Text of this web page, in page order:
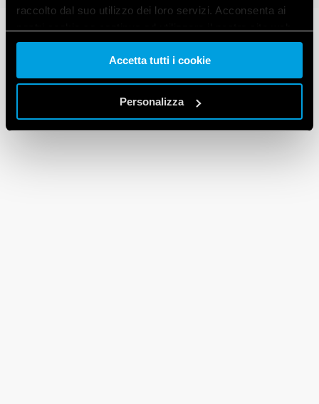
raccolto dal suo utilizzo dei loro servizi. Acconsenta ai
Vai alla Cookie Policy complet a
Accetta tutti i cookie
Personalizza